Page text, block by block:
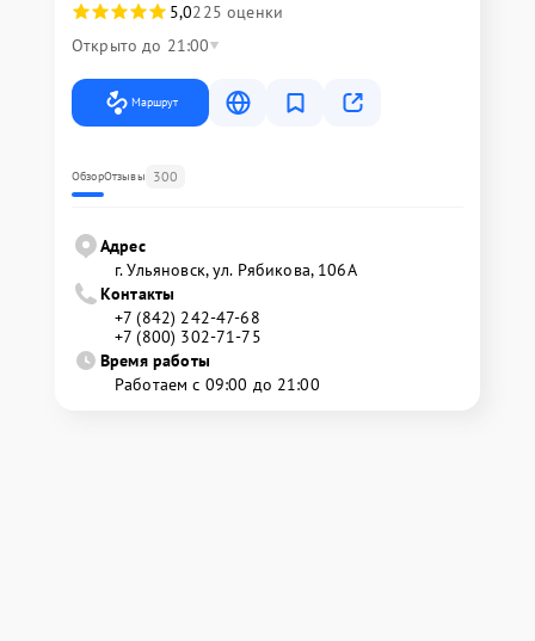
5,0225 оценки
Открыто до 21:00
Маршрут
ОбзорОтзывы 300
Адрес
г. Ульяновск, ул. Рябикова, 106А
Контакты
+7 (842) 242-47-68
+7 (800) 302-71-75
Время работы
Работаем с 09:00 до 21:00